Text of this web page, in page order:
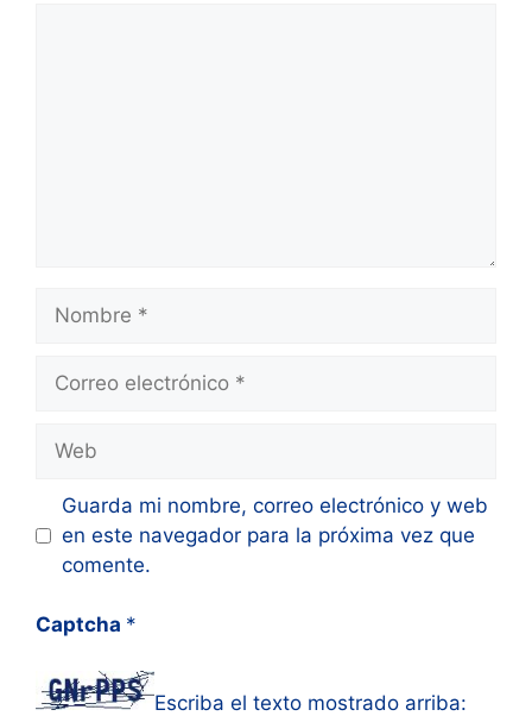
electrónico
Guarda mi nombre, correo electrónico y web
en este navegador para la próxima vez que
comente.
Captcha *
Escriba el texto mostrado arriba: